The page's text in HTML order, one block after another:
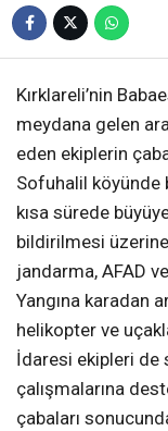
Kırklareli’nin
meydana gelen
eden ekiplerin
Sofuhalil köyünde
kısa sürede
bildirilmesi
jandarma, AFAD
Yangına karadan
helikopter ve
İdaresi ekipleri de
çalışmalarına
çabaları